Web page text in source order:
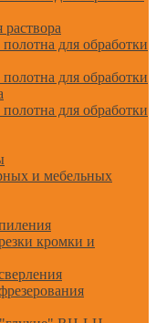
для обработки
для обработки
для обработки
и мебельных
кромки и